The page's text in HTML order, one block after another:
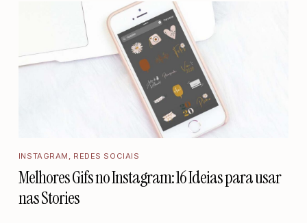
INSTAGRAM , REDES SOCIAIS
Melhores Gifs no Instagram: 16 Ideias para usar
nas Stories